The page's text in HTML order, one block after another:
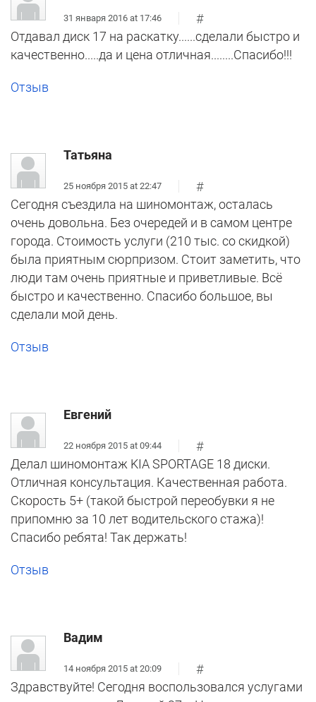
31 января 2016 at 17:46
#
Отдавал диск 17 на раскатку......сделали быстро и
качественно.....да и цена отличная........Спасибо!!!
Отзыв
Татьяна
25 ноября 2015 at 22:47
#
Сегодня съездила на шиномонтаж, осталась
очень довольна. Без очередей и в самом центре
города. Стоимость услуги (210 тыс. со скидкой)
была приятным сюрпризом. Стоит заметить, что
люди там очень приятные и приветливые. Всё
быстро и качественно. Спасибо большое, вы
сделали мой день.
Отзыв
Евгений
22 ноября 2015 at 09:44
#
Делал шиномонтаж KIA SPORTAGE 18 диски.
Отличная консультация. Качественная работа.
Скорость 5+ (такой быстрой переобувки я не
припомню за 10 лет водительского стажа)!
Спасибо ребята! Так держать!
Отзыв
Вадим
14 ноября 2015 at 20:09
#
Здравствуйте! Сегодня воспользовался услугами